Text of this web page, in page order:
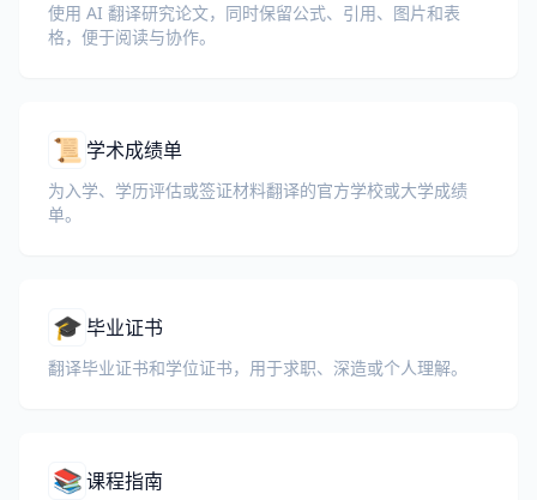
使用 AI 翻译研究论文，同时保留公式、引用、图片和表
格，便于阅读与协作。
📜 学术成绩单
为入学、学历评估或签证材料翻译的官方学校或大学成绩
单。
🎓毕业证书
翻译毕业证书和学位证书，用于求职、深造或个人理解。
📚课程指南